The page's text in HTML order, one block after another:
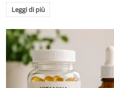
Leggi di più